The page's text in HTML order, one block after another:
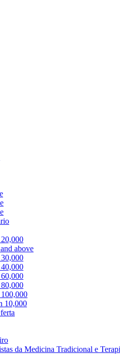
above
10,000
da Medicina Tradicional e